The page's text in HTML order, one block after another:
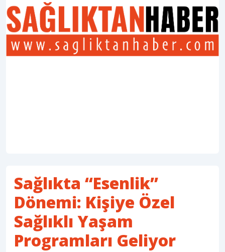
Sağlıkta “Esenlik”
Dönemi: Kişiye Özel
Sağlıklı Yaşam
Programları Geliyor